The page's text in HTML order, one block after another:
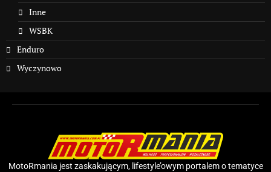
Inne
WSBK
Enduro
Wyczynowo
MotoRmania jest zaskakującym, lifestyle’owym portalem o tematyce